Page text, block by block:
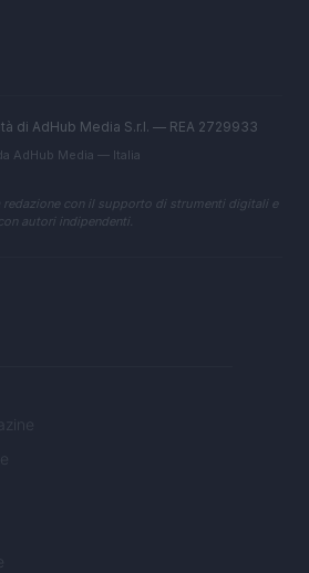
di AdHub Media S.r.l. — REA 2729933
AdHub Media — Italia
con il supporto di strumenti digitali e
autori indipendenti.